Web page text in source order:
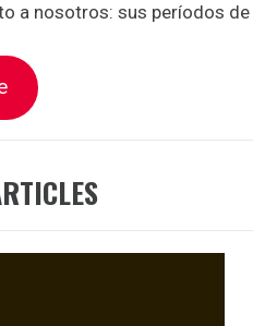
a nosotros: sus períodos de